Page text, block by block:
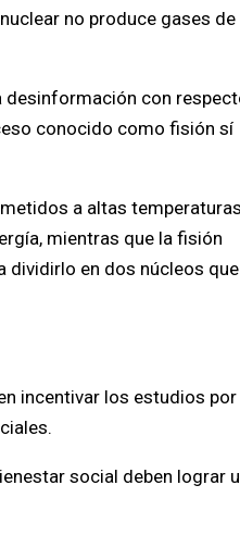
no produce gases de
desinformación con
conocido como fisión sí
a altas temperaturas
mientras que la fisión
dividirlo en dos núcleos que
incentivar los estudios por
social deben lograr